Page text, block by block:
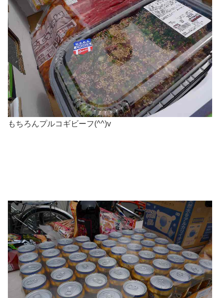
もちろんプルコギビーフ(^^)v